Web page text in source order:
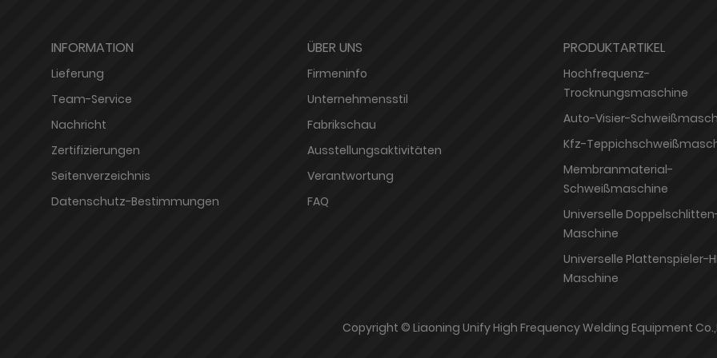
INFORMATION
Lieferung
Team-Service
Nachricht
Zertifizierungen
Seitenverzeichnis
Datenschutz-Bestimmungen
ÜBER UNS
Firmeninfo
Unternehmensstil
Fabrikschau
Ausstellungsaktivitäten
Verantwortung
FAQ
PRODUKTARTIKEL
Hochfrequenz-
Trocknungsmaschine
Auto-Visier-
Kfz-
Membranmaterial-
Schweißmaschine
Universelle
Maschine
Universelle Plattenspieler-
Maschine
Copyright © Liaoning Unify High Frequency Welding Equipment